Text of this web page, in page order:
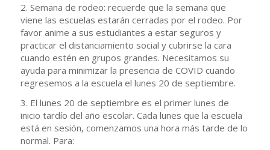
2. Semana de rodeo: recuerde que la semana que
viene las escuelas estarán cerradas por el rodeo. Por
favor anime a sus estudiantes a estar seguros y
practicar el distanciamiento social y cubrirse la cara
cuando estén en grupos grandes. Necesitamos su
ayuda para minimizar la presencia de COVID cuando
regresemos a la escuela el lunes 20 de septiembre.
3. El lunes 20 de septiembre es el primer lunes de
inicio tardío del año escolar. Cada lunes que la escuela
está en sesión, comenzamos una hora más tarde de lo
normal. Para: